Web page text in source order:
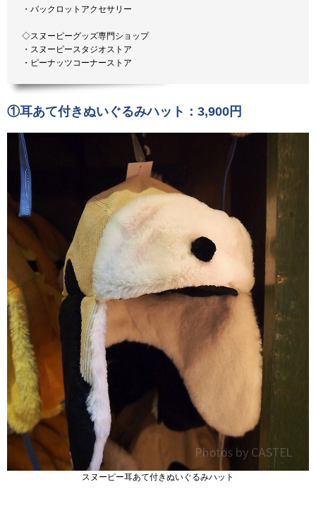
・バックロットアクセサリー
◇スヌーピーグッズ専門ショップ
・スヌーピースタジオストア
・ピーナッツコーナーストア
①耳あて付きぬいぐるみハット：3,900円
スヌーピー耳あて付きぬいぐるみハット